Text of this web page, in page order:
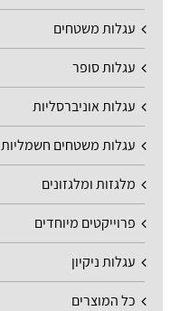
עגלות משטחים
עגלות סופר
עגלות אוניברסליות
עגלות משטחים חשמליות
מלגזות ומלגזונים
פרוייקטים מיוחדים
עגלות ניקיון
כל המוצרים